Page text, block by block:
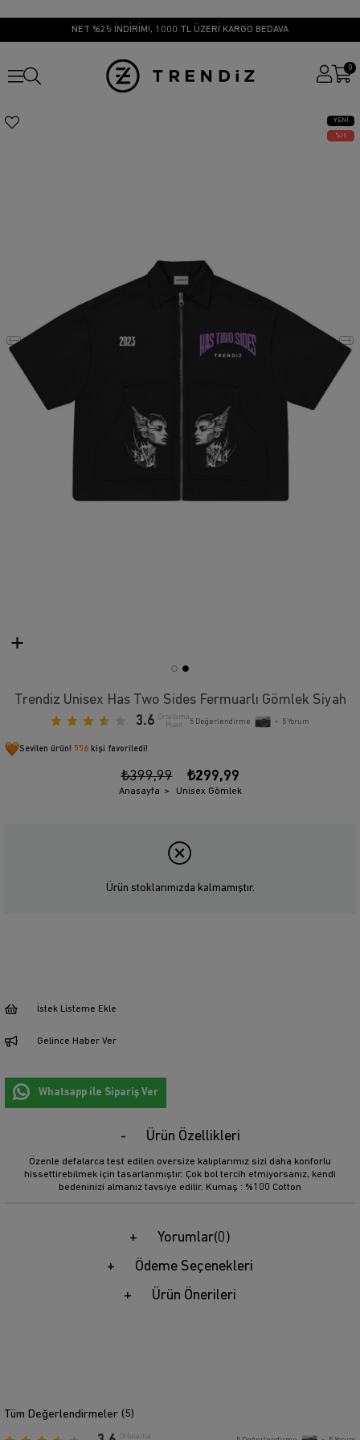
NET %25 İNDİRİM!, 1000 TL ÜZERİ KARGO BEDAVA
0
YENI
ÜRÜN
25
Trendiz Unisex Has Two Sides Fermuarlı Gömlek Siyah
3.6 Ortalama
Puan
5 Değerlendirme • 5Yorum
Sevilen ürün! 556 kişi favoriledi!
₺399,99 ₺299,99
Anasayfa Unisex Gömlek
Ürün stoklarımızda kalmamıştır.
İstek Listeme Ekle
Gelince Haber Ver
Whatsapp ile Sipariş Ver
Ürün Özellikleri
Özenle defalarca test edilen oversize kalıplarımız sizi daha konforlu
hissettirebilmek için tasarlanmıştır. Çok bol tercih etmiyorsanız, kendi
bedeninizi almanız tavsiye edilir. Kumaş : %100 Cotton
Yorumlar(0)
Ödeme Seçenekleri
Ürün Önerileri
Tüm Değerlendirmeler (5)
Ortalama